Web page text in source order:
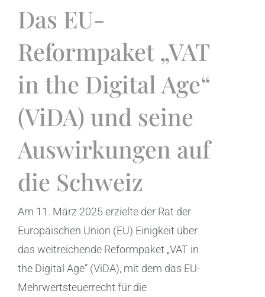
Das EU-
Reformpaket „VAT
in the Digital Age“
(ViDA) und seine
Auswirkungen auf
die Schweiz
Am 11. März 2025 erzielte der Rat der
Europäischen Union (EU) Einigkeit über
das weitreichende Reformpaket „VAT in
the Digital Age“ (ViDA), mit dem das EU-
Mehrwertsteuerrecht für die